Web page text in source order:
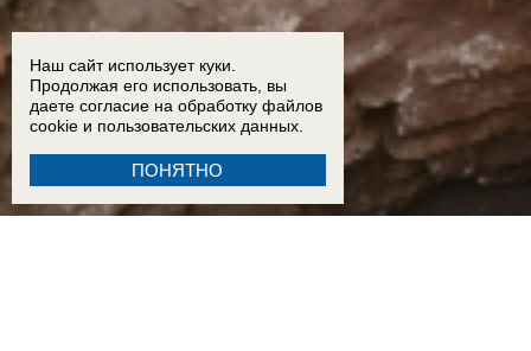
Наш сайт использует куки.
Продолжая его использовать, вы
даете согласие на обработку файлов
cookie и пользовательских данных.
ПОНЯТНО